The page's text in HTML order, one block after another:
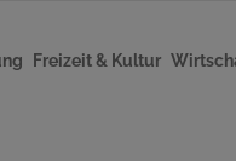
Freizeit & Kultur